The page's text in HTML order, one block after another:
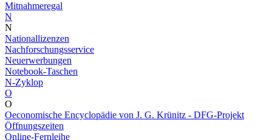
Mitnahmeregal
N
N
Nationallizenzen
Nachforschungsservice
Neuerwerbungen
Notebook-Taschen
N-Zyklop
O
O
Oeconomische Encyclopädie von J. G. Krünitz - DFG-Projekt
Öffnungszeiten
Online-Fernleihe